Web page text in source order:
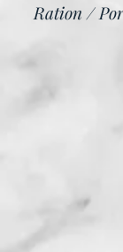
Ration /